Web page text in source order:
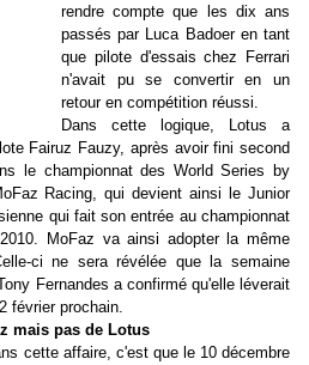
rendre compte que les dix ans
passés par Luca Badoer en tant
que pilote d'essais chez Ferrari
n'avait pu se convertir en un
retour en compétition réussi.
Dans cette logique, Lotus a
Fairuz Fauzy, après avoir fini second
le championnat des World Series by
Racing, qui devient ainsi le Junior
qui fait son entrée au championnat
MoFaz va ainsi adopter la même
ci ne sera révélée que la semaine
Fernandes a confirmé qu'elle léverait
février prochain.
mais pas de Lotus
cette affaire, c'est que le 10 décembre